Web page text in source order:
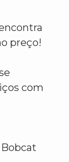
preço!
com